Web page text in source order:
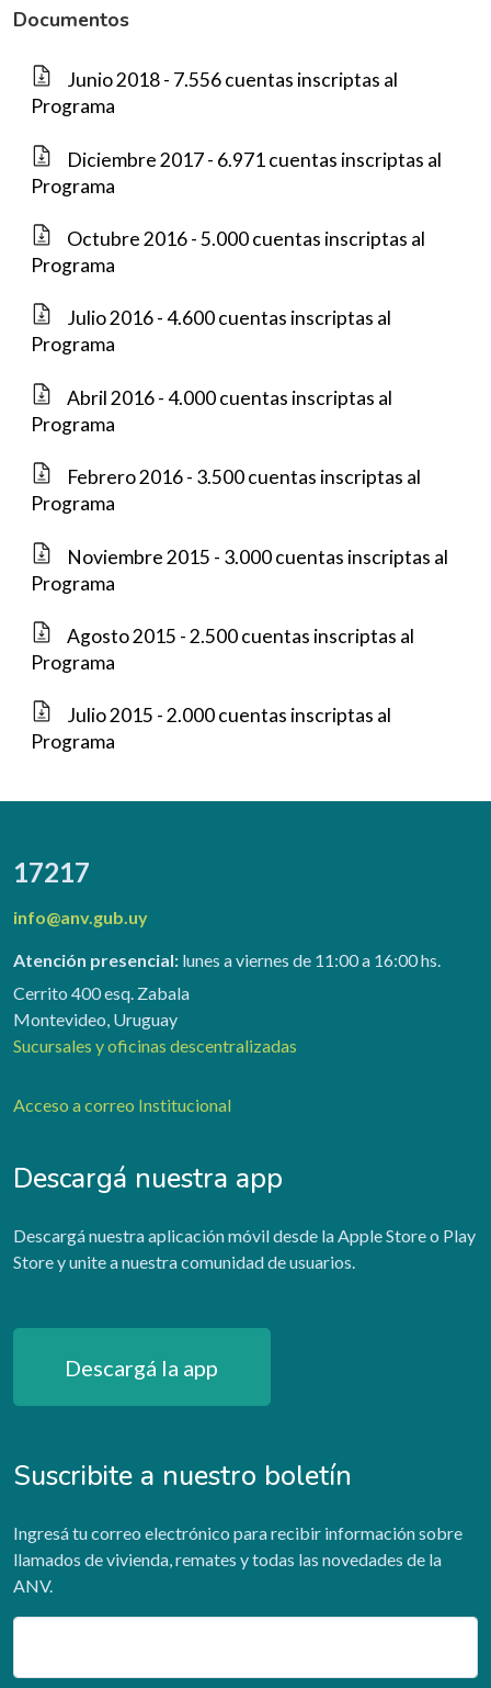
Documentos
Junio 2018 - 7.556 cuentas inscriptas al
Programa
Diciembre 2017 - 6.971 cuentas inscriptas al
Programa
Octubre 2016 - 5.000 cuentas inscriptas al
Programa
Julio 2016 - 4.600 cuentas inscriptas al
Programa
Abril 2016 - 4.000 cuentas inscriptas al
Programa
Febrero 2016 - 3.500 cuentas inscriptas al
Programa
Noviembre 2015 - 3.000 cuentas inscriptas al
Programa
Agosto 2015 - 2.500 cuentas inscriptas al
Programa
Julio 2015 - 2.000 cuentas inscriptas al
Programa
17217
info@anv.gub.uy
Atención presencial: lunes a viernes de 11:00 a 16:00 hs.
Cerrito 400 esq. Zabala
Montevideo, Uruguay
Sucursales y oficinas descentralizadas
Acceso a correo Institucional
Descargá nuestra app
Descargá nuestra aplicación móvil desde la Apple Store o Play
Store y unite a nuestra comunidad de usuarios.
Descargá la app
Suscribite a nuestro boletín
Ingresá tu correo electrónico para recibir información sobre
llamados de vivienda, remates y todas las novedades de la
ANV.
Email